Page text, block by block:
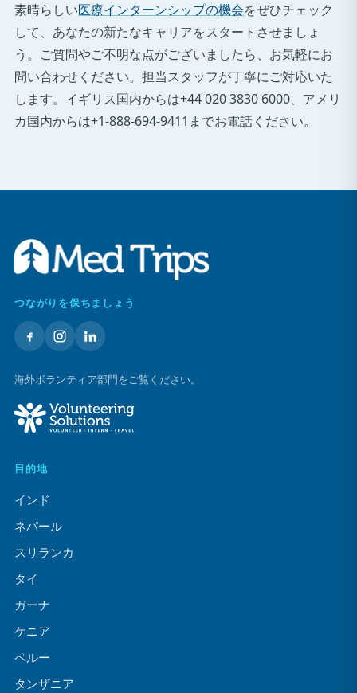
素晴らしい医療インターンシップの機会をぜひチェック
して、あなたの新たなキャリアをスタートさせましょ
う。ご質問やご不明な点がございましたら、お気軽にお
問い合わせください。担当スタッフが丁寧にご対応いた
します。イギリス国内からは+44 020 3830 6000、アメリ
カ国内からは+1-888-694-9411までお電話ください。
つながりを保ちましょう
海外ボランティア部門をご覧ください。
目的地
インド
ネパール
スリランカ
タイ
ガーナ
ケニア
ペルー
タンザニア